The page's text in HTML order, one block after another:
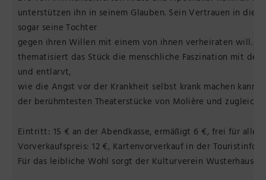
unterstützen ihn in seinem Glauben. Sein Vertrauen in die
sogar seine Tochter
gegen ihren Willen mit einem von ihnen verheiraten will.
thematisiert das Stück die menschliche Faszination mit der
und entlarvt,
wie die Angst vor der Krankheit selbst krank machen kann.
der berühmtesten Theaterstücke von Molière und zugleich
Eintritt: 15 € an der Abendkasse, ermäßigt 6 €, frei für alle
Vorverkaufspreis: 12 €, Kartenvorverkauf in der Touristinfo
Für das leibliche Wohl sorgt der Kulturverein Wusterhausen